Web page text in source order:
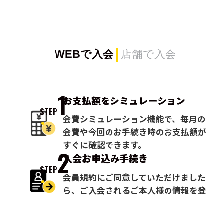
WEBで入会 店舗で入会
STEP1お支払額をシミュレーション
会費シミュレーション機能で、毎月の
会費や今回のお手続き時のお支払額が
すぐに確認できます。
STEP2入会お申込み手続き
会員規約にご同意していただけました
ら、ご入会されるご本人様の情報を登